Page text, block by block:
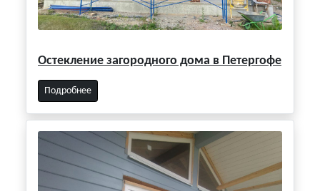
Остекление загородного дома в Петергофе
Подробнее